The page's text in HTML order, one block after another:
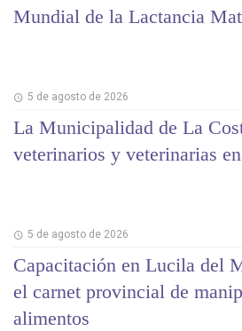
Mundial de la Lactancia
5 de agosto de 2026
La Municipalidad de La
veterinarios y veterinarias
5 de agosto de 2026
Capacitación en Lucila del
el carnet provincial de
alimentos